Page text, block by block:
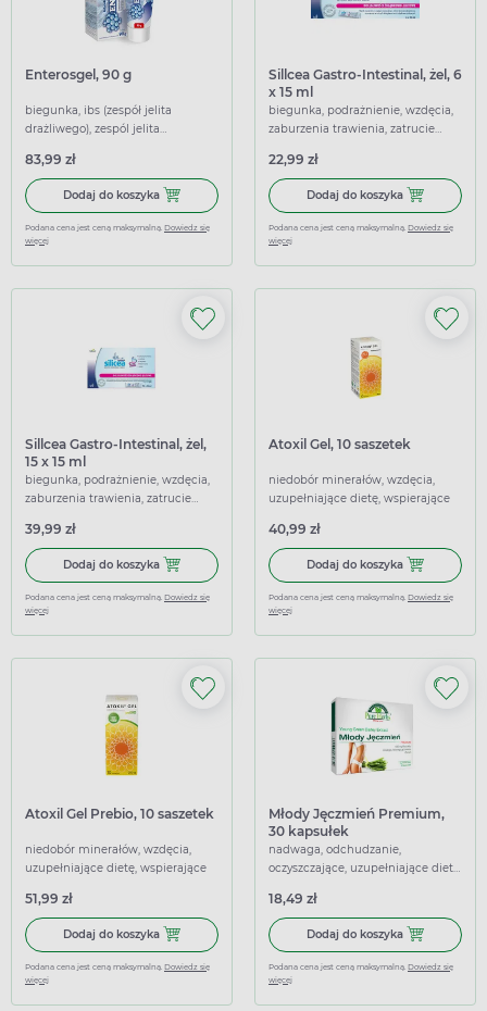
Enterosgel, 90 g
biegunka, ibs (zespół jelita
drażliwego), zespól jelita
przeciwbiegunkowe
83,99 zł
Dodaj do koszyka Dodaj do koszyka Enterosgel, 90 g
Podana cena jest ceną maksymalną. Dowiedz się
więcej
Sillcea Gastro-Intestinal, żel, 6
x 15 ml
biegunka, podrażnienie, wzdęcia,
zaburzenia trawienia, zatrucie
ochronne, osłaniające,
wspomagające, łagodzące
22,99 zł
Dodaj do koszyka Dodaj do
Podana cena jest ceną maksymalną. Dowiedz się
więcej
Sillcea Gastro-Intestinal, żel,
15 x 15 ml
biegunka, podrażnienie, wzdęcia,
zaburzenia trawienia, zatrucie
osłaniające, wspomagające,
łagodzące
39,99 zł
Dodaj do koszyka Dodaj do koszyka Sillcea Gastro-Intestinal, żel, 15 x 15 ml
Podana cena jest ceną maksymalną. Dowiedz się
więcej
Atoxil Gel, 10 saszetek
niedobór minerałów, wzdęcia,
uzupełniające dietę, wspierające
40,99 zł
Dodaj do koszyka Dodaj do
Podana cena jest ceną maksymalną. Dowiedz się
więcej
Atoxil Gel Prebio, 10 saszetek
niedobór minerałów, wzdęcia,
uzupełniające dietę, wspierające
51,99 zł
Dodaj do koszyka Dodaj do koszyka Atoxil Gel Prebio, 10 saszetek
Podana cena jest ceną maksymalną. Dowiedz się
więcej
Młody Jęczmień Premium,
30 kapsułek
nadwaga, odchudzanie,
oczyszczające, uzupełniające dietę,
18,49 zł
Dodaj do koszyka Dodaj do
Podana cena jest ceną maksymalną. Dowiedz się
więcej